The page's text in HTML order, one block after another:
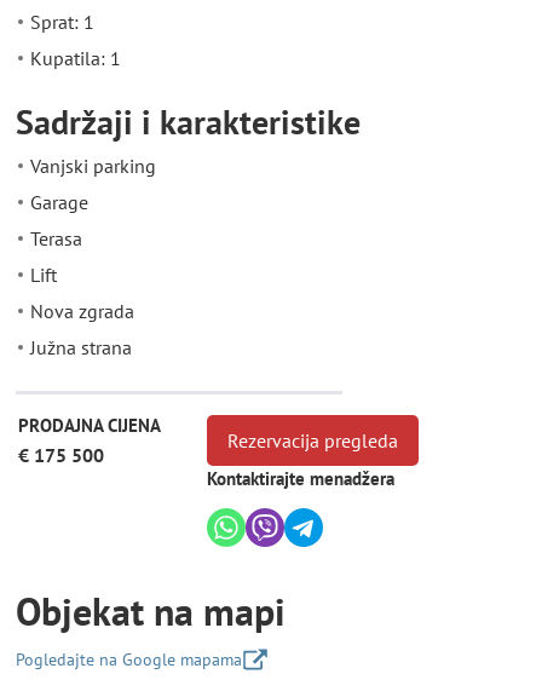
Sprat: 1
Kupatila: 1
Sadržaji i karakteristike
Vanjski parking
Garage
Terasa
Lift
Nova zgrada
Južna strana
PRODAJNA CIJENA
€ 175 500
Rezervacija pregleda
Kontaktirajte menadžera
Objekat na mapi
Pogledajte na Google mapama